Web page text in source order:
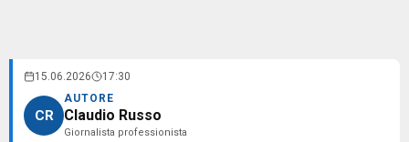
15.06.2026 17:30
CR
AUTORE
Claudio Russo
Giornalista professionista